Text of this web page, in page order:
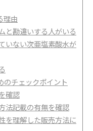
理由
と勘違いする人がいる
いない次亜塩素酸水が
のチェックポイント
確認
法記載の有無を確認
を理解した販売方法に